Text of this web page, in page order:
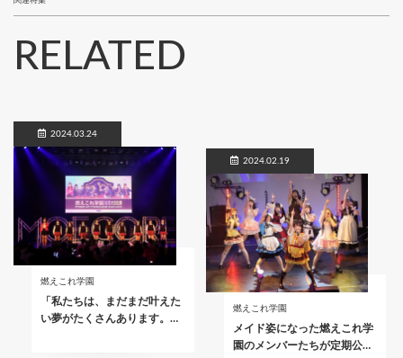
RELATED
2024.03.24
燃えこれ学園
「私たちは、まだまだ叶えた
い夢がたくさんあります。…
2024.02.19
燃えこれ学園
メイド姿になった燃えこれ学
園のメンバーたちが定期公…